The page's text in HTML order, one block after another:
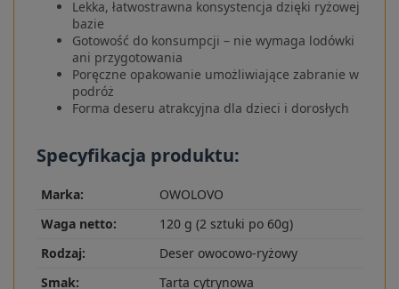
Lekka, łatwostrawna konsystencja dzięki ryżowej
bazie
Gotowość do konsumpcji – nie wymaga lodówki
ani przygotowania
Poręczne opakowanie umożliwiające zabranie w
podróż
Forma deseru atrakcyjna dla dzieci i dorosłych
Specyfikacja produktu:
Marka:
OWOLOVO
Waga netto:
120 g (2 sztuki po 60g)
Rodzaj:
Deser owocowo-ryżowy
Smak:
Tarta cytrynowa